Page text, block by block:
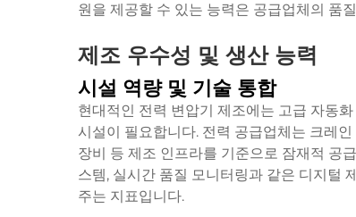
원을 제공할 수 있는 능력은 공급업체의 품
제조 우수성 및 생산 능력
시설 역량 및 기술 통합
현대적인 전력 변압기 제조에는 고급 자동
시설이 필요합니다. 전력 공급업체는 크레
장비 등 제조 인프라를 기준으로 잠재적 공
스템, 실시간 품질 모니터링과 같은 디지털
주는 지표입니다.